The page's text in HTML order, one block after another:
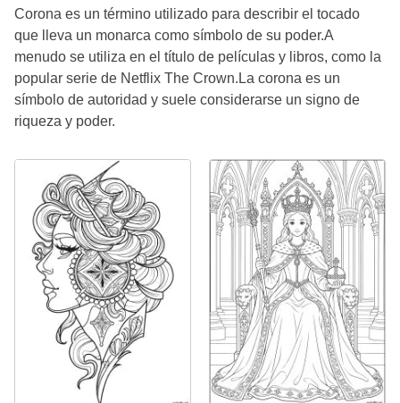
Corona es un término utilizado para describir el tocado
que lleva un monarca como símbolo de su poder.A
menudo se utiliza en el título de películas y libros, como la
popular serie de Netflix The Crown.La corona es un
símbolo de autoridad y suele considerarse un signo de
riqueza y poder.